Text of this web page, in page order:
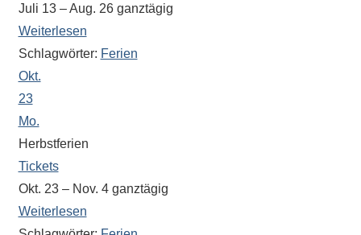
Juli 13 – Aug. 26 ganztägig
Weiterlesen
Schlagwörter: Ferien
Okt.
23
Mo.
Herbstferien
Tickets
Okt. 23 – Nov. 4 ganztägig
Weiterlesen